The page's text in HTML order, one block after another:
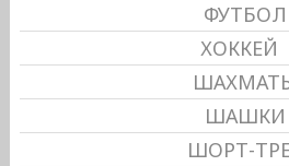
ФУТБОЛ
ХОККЕЙ
ШАШКИ
ШОРТ-